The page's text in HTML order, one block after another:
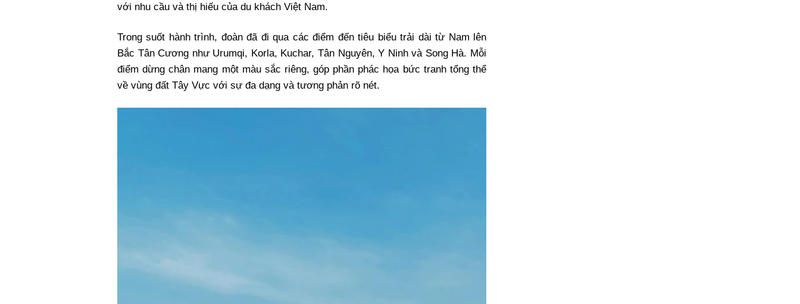
với nhu cầu và thị hiếu của du khách Việt Nam.
Trong suốt hành trình, đoàn đã đi qua các điểm đến tiêu biểu trải dài từ Nam lên
Bắc Tân Cương như Urumqi, Korla, Kuchar, Tân Nguyên, Y Ninh và Song Hà. Mỗi
điểm dừng chân mang một màu sắc riêng, góp phần phác họa bức tranh tổng thể
về vùng đất Tây Vực với sự đa dạng và tương phản rõ nét.